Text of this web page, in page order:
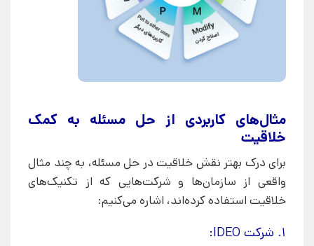
مثال‌های کاربردی از حل مسئله به کمک
خلاقیت
برای درک بهتر نقش خلاقیت در حل مسئله، به چند مثال
واقعی از سازمان‌ها و شرکت‌هایی که از تکنیک‌های
خلاقیت استفاده کرده‌اند، اشاره می‌کنیم:
1. شرکت IDEO: